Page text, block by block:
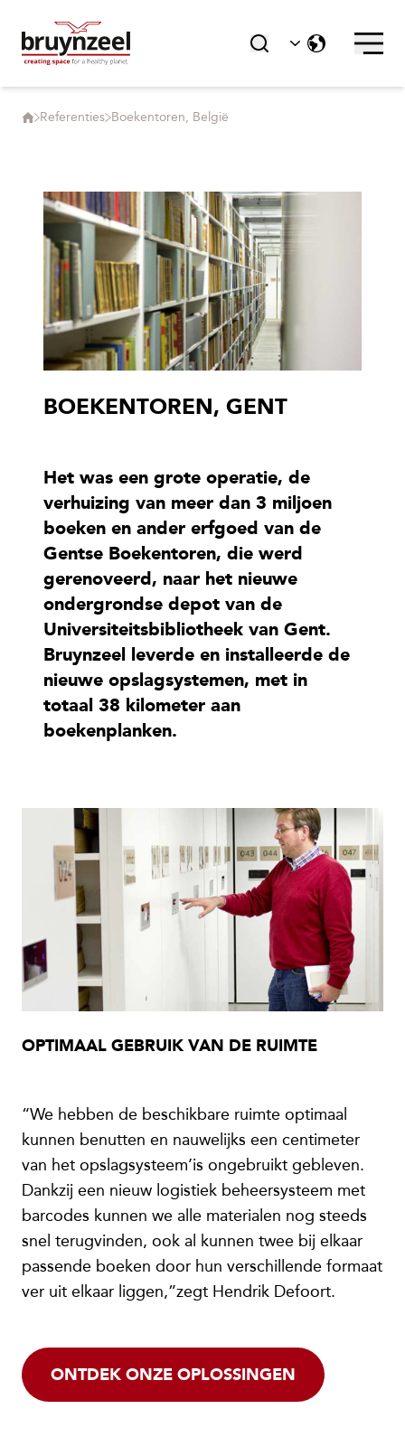
Referenties Boekentoren, België
BOEKENTOREN, GENT
Het was een grote operatie, de
verhuizing van meer dan 3 miljoen
boeken en ander erfgoed van de
Gentse Boekentoren, die werd
gerenoveerd, naar het nieuwe
ondergrondse depot van de
Universiteitsbibliotheek van Gent.
Bruynzeel leverde en installeerde de
nieuwe opslagsystemen, met in
totaal 38 kilometer aan
boekenplanken.
OPTIMAAL GEBRUIK VAN DE RUIMTE
“We hebben de beschikbare ruimte optimaal
kunnen benutten en nauwelijks een centimeter
van het opslagsysteem’is ongebruikt gebleven.
Dankzij een nieuw logistiek beheersysteem met
barcodes kunnen we alle materialen nog steeds
snel terugvinden, ook al kunnen twee bij elkaar
passende boeken door hun verschillende formaat
ver uit elkaar liggen,”zegt Hendrik Defoort.
ONTDEK ONZE OPLOSSINGEN